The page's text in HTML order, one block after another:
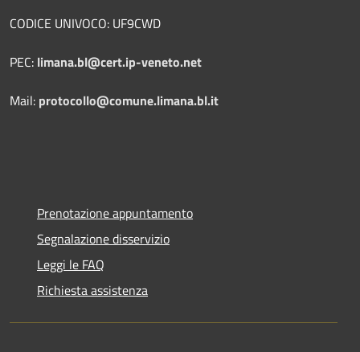
CODICE UNIVOCO: UF9CWD
PEC: limana.bl@cert.ip-veneto.net
Mail: protocollo@comune.limana.bl.it
Prenotazione appuntamento
Segnalazione disservizio
Leggi le FAQ
Richiesta assistenza